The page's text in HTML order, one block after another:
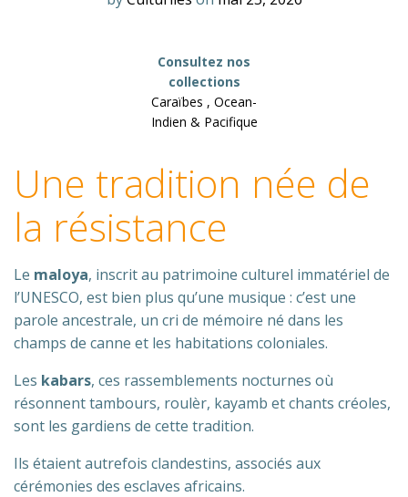
Consultez nos
collections
Caraïbes , Ocean-
Indien & Pacifique
Une tradition née de
la résistance
Le maloya, inscrit au patrimoine culturel immatériel de
l’UNESCO, est bien plus qu’une musique : c’est une
parole ancestrale, un cri de mémoire né dans les
champs de canne et les habitations coloniales.
Les kabars, ces rassemblements nocturnes où
résonnent tambours, roulèr, kayamb et chants créoles,
sont les gardiens de cette tradition.
Ils étaient autrefois clandestins, associés aux
cérémonies des esclaves africains.